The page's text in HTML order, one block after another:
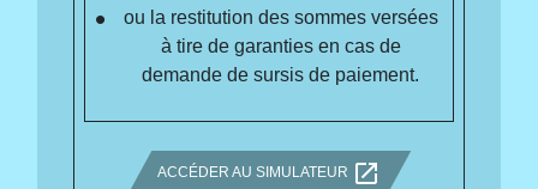
ou la restitution des sommes versées
à tire de garanties en cas de
demande de sursis de paiement.
ACCÉDER AU SIMULATEUR open_in_new